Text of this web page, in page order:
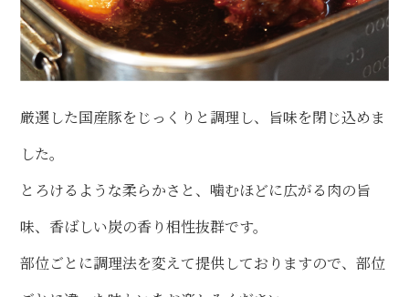
厳選した国産豚をじっくりと調理し、旨味を閉じ込めま
した。
とろけるような柔らかさと、噛むほどに広がる肉の旨
味、香ばしい炭の香り相性抜群です。
部位ごとに調理法を変えて提供しておりますので、部位